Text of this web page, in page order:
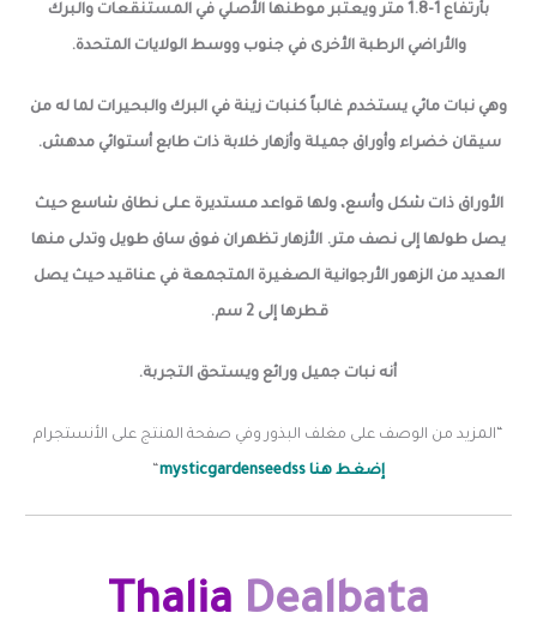
بأرتفاع 1-1.8 متر ويعتبر موطنها الأصلي في المستنقعات والبرك
والأراضي الرطبة الأخرى في جنوب ووسط الولايات المتحدة.
وهي نبات مائي يستخدم غالباً كنبات زينة في البرك والبحيرات لما له من
سيقان خضراء وأوراق جميلة وأزهار خلابة ذات طابع أستوائي مدهش.
الأوراق ذات شكل وأسع، ولها قواعد مستديرة على نطاق شاسع حيث
يصل طولها إلى نصف متر. الأزهار تظهران فوق ساق طويل وتدلى منها
العديد من الزهور الأرجوانية الصغيرة المتجمعة في عناقيد حيث يصل
قطرها إلى 2 سم.
أنه نبات جميل ورائع ويستحق التجربة.
“المزيد من الوصف على مغلف البذور وفي صفحة المنتج على الأنستجرام
إضغط هنا mysticgardenseedss
Thalia Dealbata